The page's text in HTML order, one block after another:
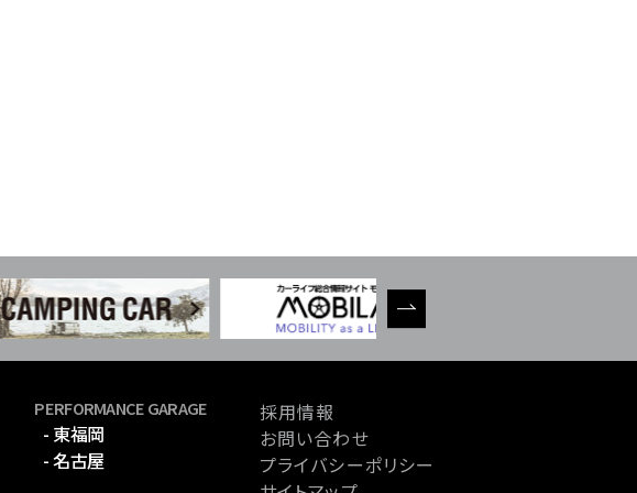
PERFORMANCE GARAGE
- 東福岡
- 名古屋
採用情報
お問い合わせ
プライバシーポリシー